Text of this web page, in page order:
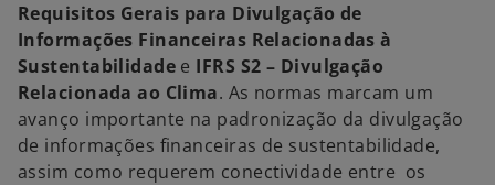
Requisitos Gerais para Divulgação de
Informações Financeiras Relacionadas à
Sustentabilidade e IFRS S2 – Divulgação
Relacionada ao Clima. As normas marcam um
avanço importante na padronização da divulgação
de informações financeiras de sustentabilidade,
assim como requerem conectividade entre os